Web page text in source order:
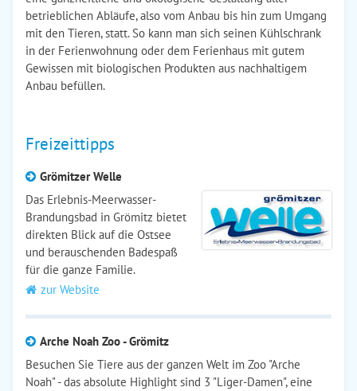
betrieblichen Abläufe, also vom Anbau bis hin zum Umgang
mit den Tieren, statt. So kann man sich seinen Kühlschrank
in der Ferienwohnung oder dem Ferienhaus mit gutem
Gewissen mit biologischen Produkten aus nachhaltigem
Anbau befüllen.
Freizeittipps
Grömitzer Welle
Das Erlebnis-Meerwasser-
Brandungsbad in Grömitz bietet
direkten Blick auf die Ostsee
und berauschenden Badespaß
für die ganze Familie.
zur Website
Arche Noah Zoo - Grömitz
Besuchen Sie Tiere aus der ganzen Welt im Zoo "Arche
Noah" - das absolute Highlight sind 3 "Liger-Damen", eine